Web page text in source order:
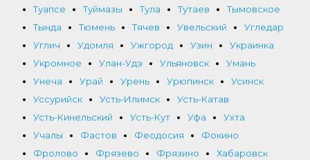
Туапсе
Туймазы Тула Тутаев
Тымовское
Тында
Тюмень Тячев Увельский
Угледар
Углич
Удомля Ужгород Узин
Украинка
Укромное
Улан-Удэ Ульяновск
Умань
Унеча
Урай Урень Урюпинск
Усинск
Уссурийск
Усть-Илимск
Усть-Катав
Усть-Кинельский
Усть-Кут Уфа
Ухта
Учалы
Фастов Феодосия
Фокино
Фролово
Фрязево Фрязино
Хабаровск